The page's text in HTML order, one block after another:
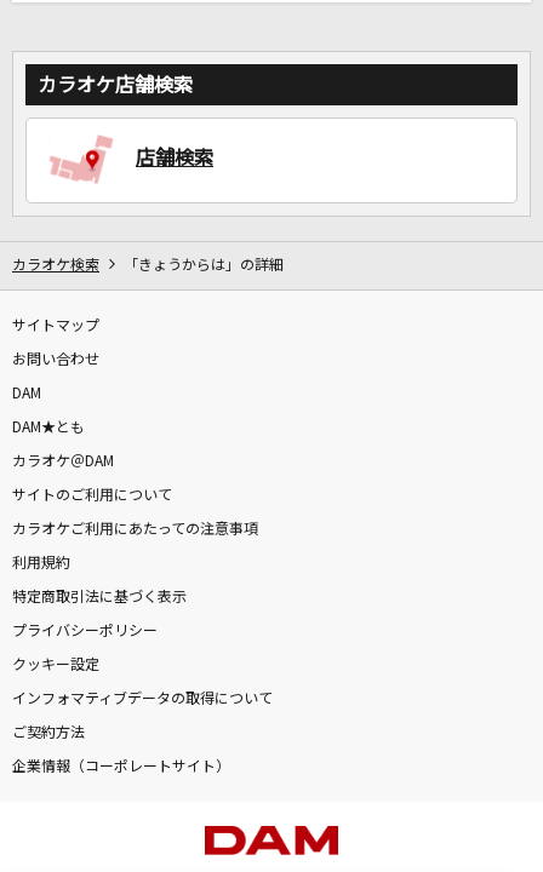
カラオケ店舗検索
店舗検索
カラオケ検索 「きょうからは」の詳細
サイトマップ
お問い合わせ
DAM
DAM★とも
カラオケ＠DAM
サイトのご利用について
カラオケご利用にあたっての注意事項
利用規約
特定商取引法に基づく表示
プライバシーポリシー
クッキー設定
インフォマティブデータの取得について
ご契約方法
企業情報（コーポレートサイト）